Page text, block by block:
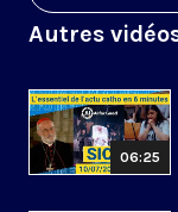
Autres
06:25